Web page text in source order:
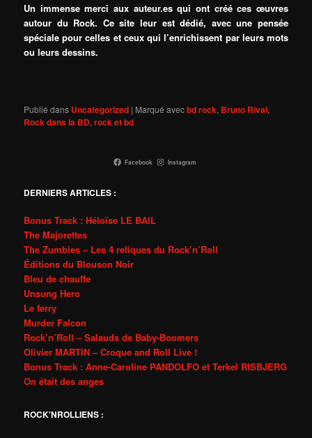
Un immense merci aux auteur.es qui ont créé ces œuvres
autour du Rock. Ce site leur est dédié, avec une pensée
spéciale pour celles et ceux qui l’enrichissent par leurs mots
ou leurs dessins.
Publié dans Uncategorized | Marqué avecbd rock, Bruno Rival,
Rock dans la BD,rock et bd
Facebook Instagram
DERNIERS ARTICLES :
Bonus Track : Héloïse LE BAIL
The Majorettes
The Zumbies – Les 4 reliques du Rock’n’Roll
Éditions du Blouson Noir
Bleu de chauffe
Unsung Hero
Le ferry
Murder Falcon
Rock’n’Roll – Salauds de Baby-Boomers
Olivier MARTIN – Croque and Roll Live !
Bonus Track : Anne-Caroline PANDOLFO et Terkel RISBJERG
On était des anges
ROCK'NROLLIENS :